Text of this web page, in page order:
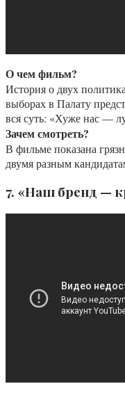
О чем фильм?
История о двух
выборах в Палату
вся суть: «Хуже нас —
Зачем смотреть?
В фильме показана
двумя разным
7. «Наш бренд —